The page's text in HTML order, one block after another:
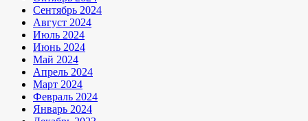
Сентябрь 2024
Август 2024
Июль 2024
Июнь 2024
Май 2024
Апрель 2024
Март 2024
Февраль 2024
Январь 2024